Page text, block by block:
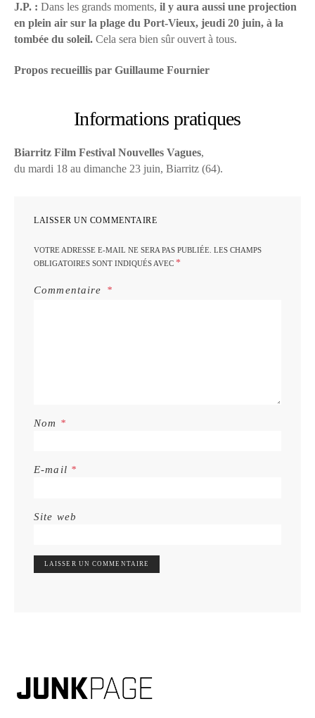
J.P. : Dans les grands moments, il y aura aussi une projection
en plein air sur la plage du Port-Vieux, jeudi 20 juin, à la
tombée du soleil. Cela sera bien sûr ouvert à tous.
Propos recueillis par Guillaume Fournier
Informations pratiques
Biarritz Film Festival Nouvelles Vagues,
du mardi 18 au dimanche 23 juin, Biarritz (64).
LAISSER UN COMMENTAIRE
VOTRE ADRESSE E-MAIL NE SERA PAS PUBLIÉE. LES CHAMPS
OBLIGATOIRES SONT INDIQUÉS AVEC *
Commentaire
Nom *
E-mail *
Site web